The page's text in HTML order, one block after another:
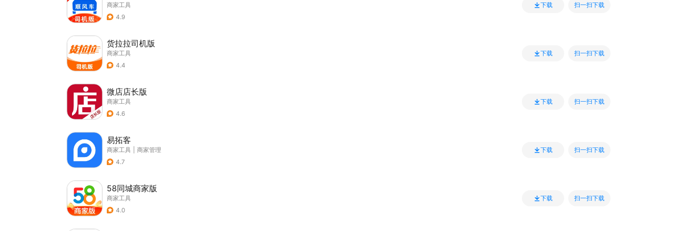
商家工具
4.9
下载 扫一扫下载
货拉拉司机版
商家工具
4.4
下载 扫一扫下载
微店店长版
商家工具
4.6
下载 扫一扫下载
易拓客
商家工具
商家管理
4.7
下载 扫一扫下载
58同城商家版
商家工具
4.0
下载 扫一扫下载